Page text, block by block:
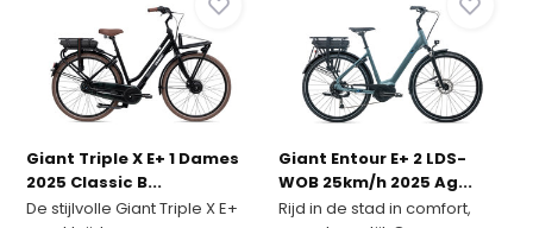
Giant Triple X E+ 1 Dames
2025 Classic B...
De stijlvolle Giant Triple X E+
Giant Entour E+ 2 LDS-
WOB 25km/h 2025 Ag...
Rijd in de stad in comfort,